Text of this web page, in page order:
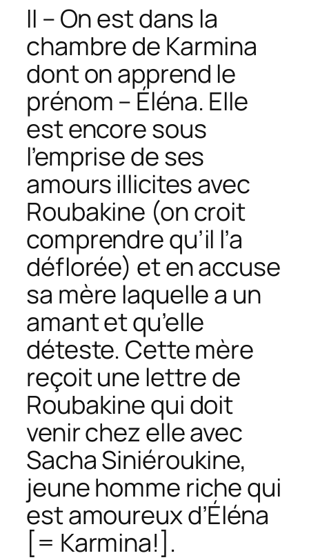
II – On est dans la
chambre de Karmina
dont on apprend le
prénom – Éléna. Elle
est encore sous
l’emprise de ses
amours illicites avec
Roubakine (on croit
comprendre qu’il l’a
déflorée) et en accuse
sa mère laquelle a un
amant et qu’elle
déteste. Cette mère
reçoit une lettre de
Roubakine qui doit
venir chez elle avec
Sacha Siniéroukine,
jeune homme riche qui
est amoureux d’Éléna
[= Karmina!].